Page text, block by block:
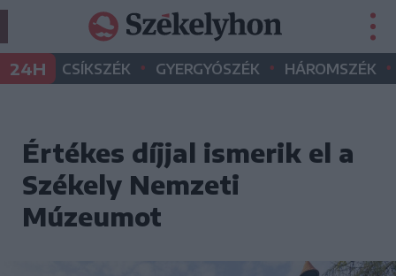
24H CSÍKSZÉK • GYERGYÓSZÉK • HÁROMSZÉK •
Értékes díjjal ismerik el a
Székely Nemzeti
Múzeumot